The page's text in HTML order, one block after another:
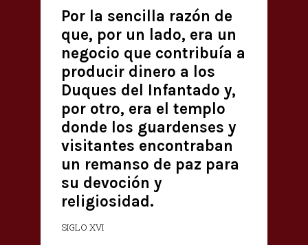
Por la sencilla razón de
que, por un lado, era un
negocio que contribuía a
producir dinero a los
Duques del Infantado y,
por otro, era el templo
donde los guardenses y
visitantes encontraban
un remanso de paz para
su devoción y
religiosidad.
SIGLO XVI